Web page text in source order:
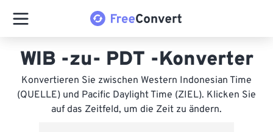
WIB -zu- PDT -Konverter
Konvertieren Sie zwischen Western Indonesian Time
(QUELLE) und Pacific Daylight Time (ZIEL). Klicken Sie
auf das Zeitfeld, um die Zeit zu ändern.